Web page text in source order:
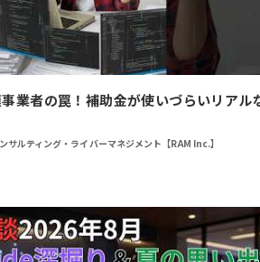
事業者の罠！補助金が使いづらいリアル
サルティング・ライバーマネジメント【RAM Inc.】